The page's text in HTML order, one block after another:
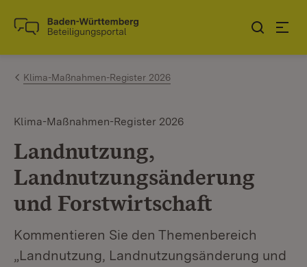
Zum Inhalt springen
Link zur Startseite
Klima-Maßnahmen-Register 2026
Klima-Maßnahmen-Register 2026
Landnutzung,
Landnutzungsänderung
und Forstwirtschaft
Kommentieren Sie den Themenbereich
„Landnutzung, Landnutzungsänderung und